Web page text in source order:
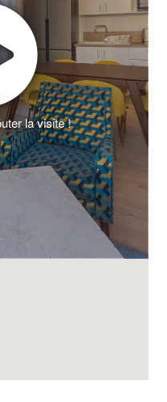
la visite !